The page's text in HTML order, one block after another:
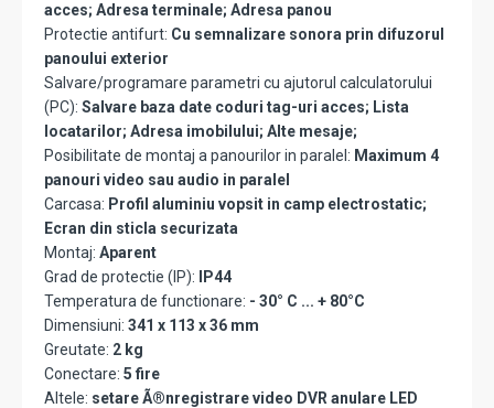
acces; Adresa terminale; Adresa panou
Protectie antifurt: Cu semnalizare sonora prin difuzorul
panoului exterior
Salvare/programare parametri cu ajutorul calculatorului
(PC): Salvare baza date coduri tag-uri acces; Lista
locatarilor; Adresa imobilului; Alte mesaje;
Posibilitate de montaj a panourilor in paralel: Maximum 4
panouri video sau audio in paralel
Carcasa: Profil aluminiu vopsit in camp electrostatic;
Ecran din sticla securizata
Montaj: Aparent
Grad de protectie (IP):
IP44
Temperatura de functionare: - 30° C ... + 80°C
Dimensiuni: 341 x 113 x 36 mm
Greutate: 2 kg
Conectare: 5 fire
Altele: setare Ã®nregistrare video DVR anulare LED